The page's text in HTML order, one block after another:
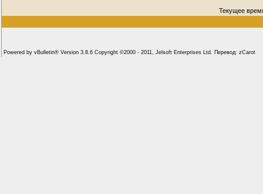
Текущее
Powered by vBulletin® Version 3.8.6 Copyright ©2000 - 2011, Jelsoft Enterprises Ltd. Перевод: zCarot